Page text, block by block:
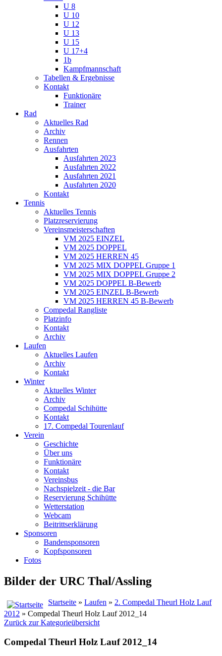
U 8
U 10
U 12
U 13
U 15
U 17+4
1b
Kampfmannschaft
Tabellen & Ergebnisse
Kontakt
Funktionäre
Trainer
Rad
Aktuelles Rad
Archiv
Rennen
Ausfahrten
Ausfahrten 2023
Ausfahrten 2022
Ausfahrten 2021
Ausfahrten 2020
Kontakt
Tennis
Aktuelles Tennis
Platzreservierung
Vereinsmeisterschaften
VM 2025 EINZEL
VM 2025 DOPPEL
VM 2025 HERREN 45
VM 2025 MIX DOPPEL Gruppe 1
VM 2025 MIX DOPPEL Gruppe 2
VM 2025 DOPPEL B-Bewerb
VM 2025 EINZEL B-Bewerb
VM 2025 HERREN 45 B-Bewerb
Compedal Rangliste
Platzinfo
Kontakt
Archiv
Laufen
Aktuelles Laufen
Archiv
Kontakt
Winter
Aktuelles Winter
Archiv
Compedal Schihütte
Kontakt
17. Compedal Tourenlauf
Verein
Geschichte
Über uns
Funktionäre
Kontakt
Vereinsbus
Nachspielzeit - die Bar
Reservierung Schihütte
Wetterstation
Webcam
Beitrittserklärung
Sponsoren
Bandensponsoren
Kopfsponsoren
Fotos
Bilder der URC Thal/Assling
Startseite » Laufen » 2. Compedal Theurl Holz Lauf
2012 » Compedal Theurl Holz Lauf 2012_14
Zurück zur Kategorieübersicht
Compedal Theurl Holz Lauf 2012_14